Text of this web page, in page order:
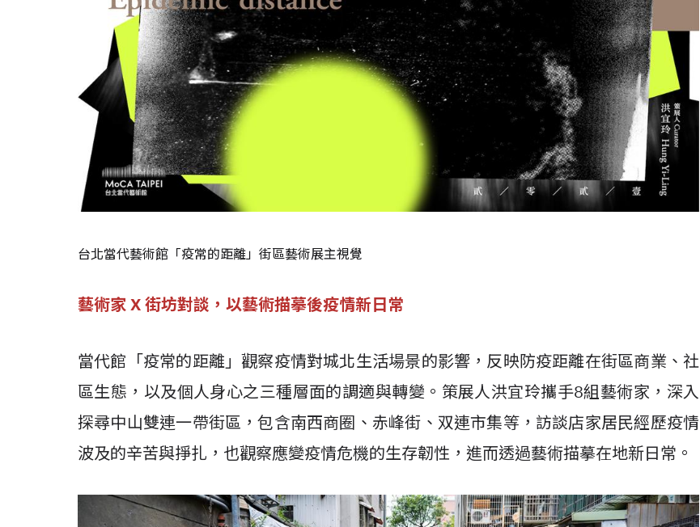
台北當代藝術館「疫常的距離」街區藝術展主視覺
藝術家 X 街坊對談，以藝術描摹後疫情新日常
當代館「疫常的距離」觀察疫情對城北生活場景的影響，反映防疫距離在街區商業、社
區生態，以及個人身心之三種層面的調適與轉變。策展人洪宜玲攜手8組藝術家，深入
探尋中山雙連一帶街區，包含南西商圈、赤峰街、双連市集等，訪談店家居民經歷疫情
波及的辛苦與掙扎，也觀察應變疫情危機的生存韌性，進而透過藝術描摹在地新日常。